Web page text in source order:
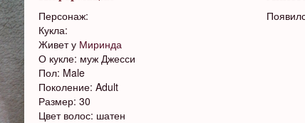
Персонаж:
Кукла:
Живет у Миринда
О кукле: муж Джесси
Пол: Male
Поколение: Adult
Размер: 30
Цвет волос: шатен